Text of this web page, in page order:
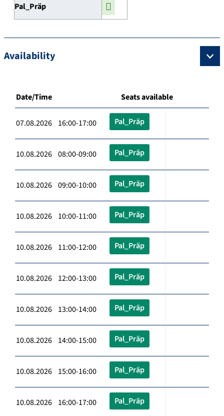
Pal_Präp
Availability
Date/Time Seats available
07.08.2026 16:00-17:00 Pal_Präp
10.08.2026 08:00-09:00 Pal_Präp
10.08.2026 09:00-10:00 Pal_Präp
10.08.2026 10:00-11:00 Pal_Präp
10.08.2026 11:00-12:00 Pal_Präp
10.08.2026 12:00-13:00 Pal_Präp
10.08.2026 13:00-14:00 Pal_Präp
10.08.2026 14:00-15:00 Pal_Präp
10.08.2026 15:00-16:00 Pal_Präp
10.08.2026 16:00-17:00 Pal_Präp